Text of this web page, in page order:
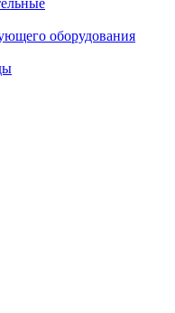
оборудования